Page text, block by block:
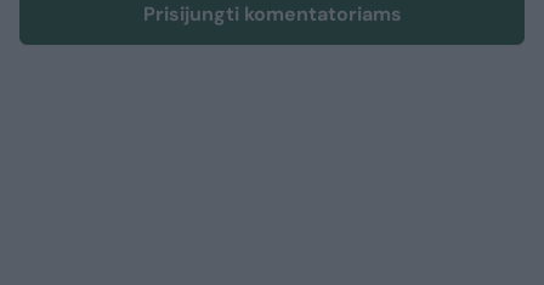
Prisijungti komentatoriams